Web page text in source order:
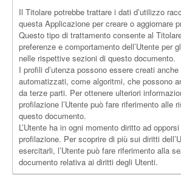
Il Titolare potrebbe trattare i dati d’utilizzo
questa Applicazione per creare o aggiornare
Questo tipo di trattamento consente al
preferenze e comportamento dell’Utente per
nelle rispettive sezioni di questo documento.
I profili d’utenza possono essere creati
automatizzati, come algoritmi, che possono
da terze parti. Per ottenere ulteriori
profilazione l’Utente può fare riferimento alle
questo documento.
L’Utente ha in ogni momento diritto ad
profilazione. Per scoprire di più sui diritti
esercitarli, l’Utente può fare riferimento alla
documento relativa ai diritti degli Utenti.